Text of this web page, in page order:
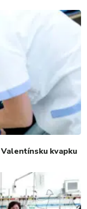
kvapku